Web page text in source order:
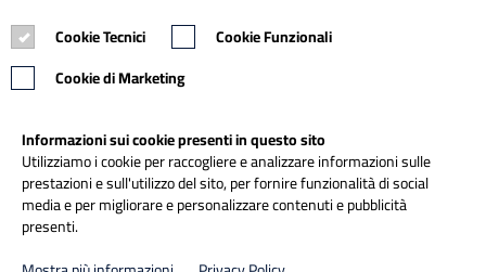
Tel.: 0865.904373
Email:info@italiapulitasrl.it
Cookie Tecnici
Cookie Funzionali
Cookie di Marketing
Informazioni sui cookie presenti in questo sito
Utilizziamo i cookie per raccogliere e analizzare informazioni sulle
prestazioni e sull'utilizzo del sito, per fornire funzionalità di social
media e per migliorare e personalizzare contenuti e pubblicità
presenti.
Cookie Tecnici
Cookie Funzionali
Cookie di Marketing
Informazioni sui cookie presenti in questo sito
Utilizziamo i cookie per raccogliere e analizzare informazioni sulle
prestazioni e sull'utilizzo del sito, per fornire funzionalità di social
media e per migliorare e personalizzare contenuti e pubblicità
presenti.